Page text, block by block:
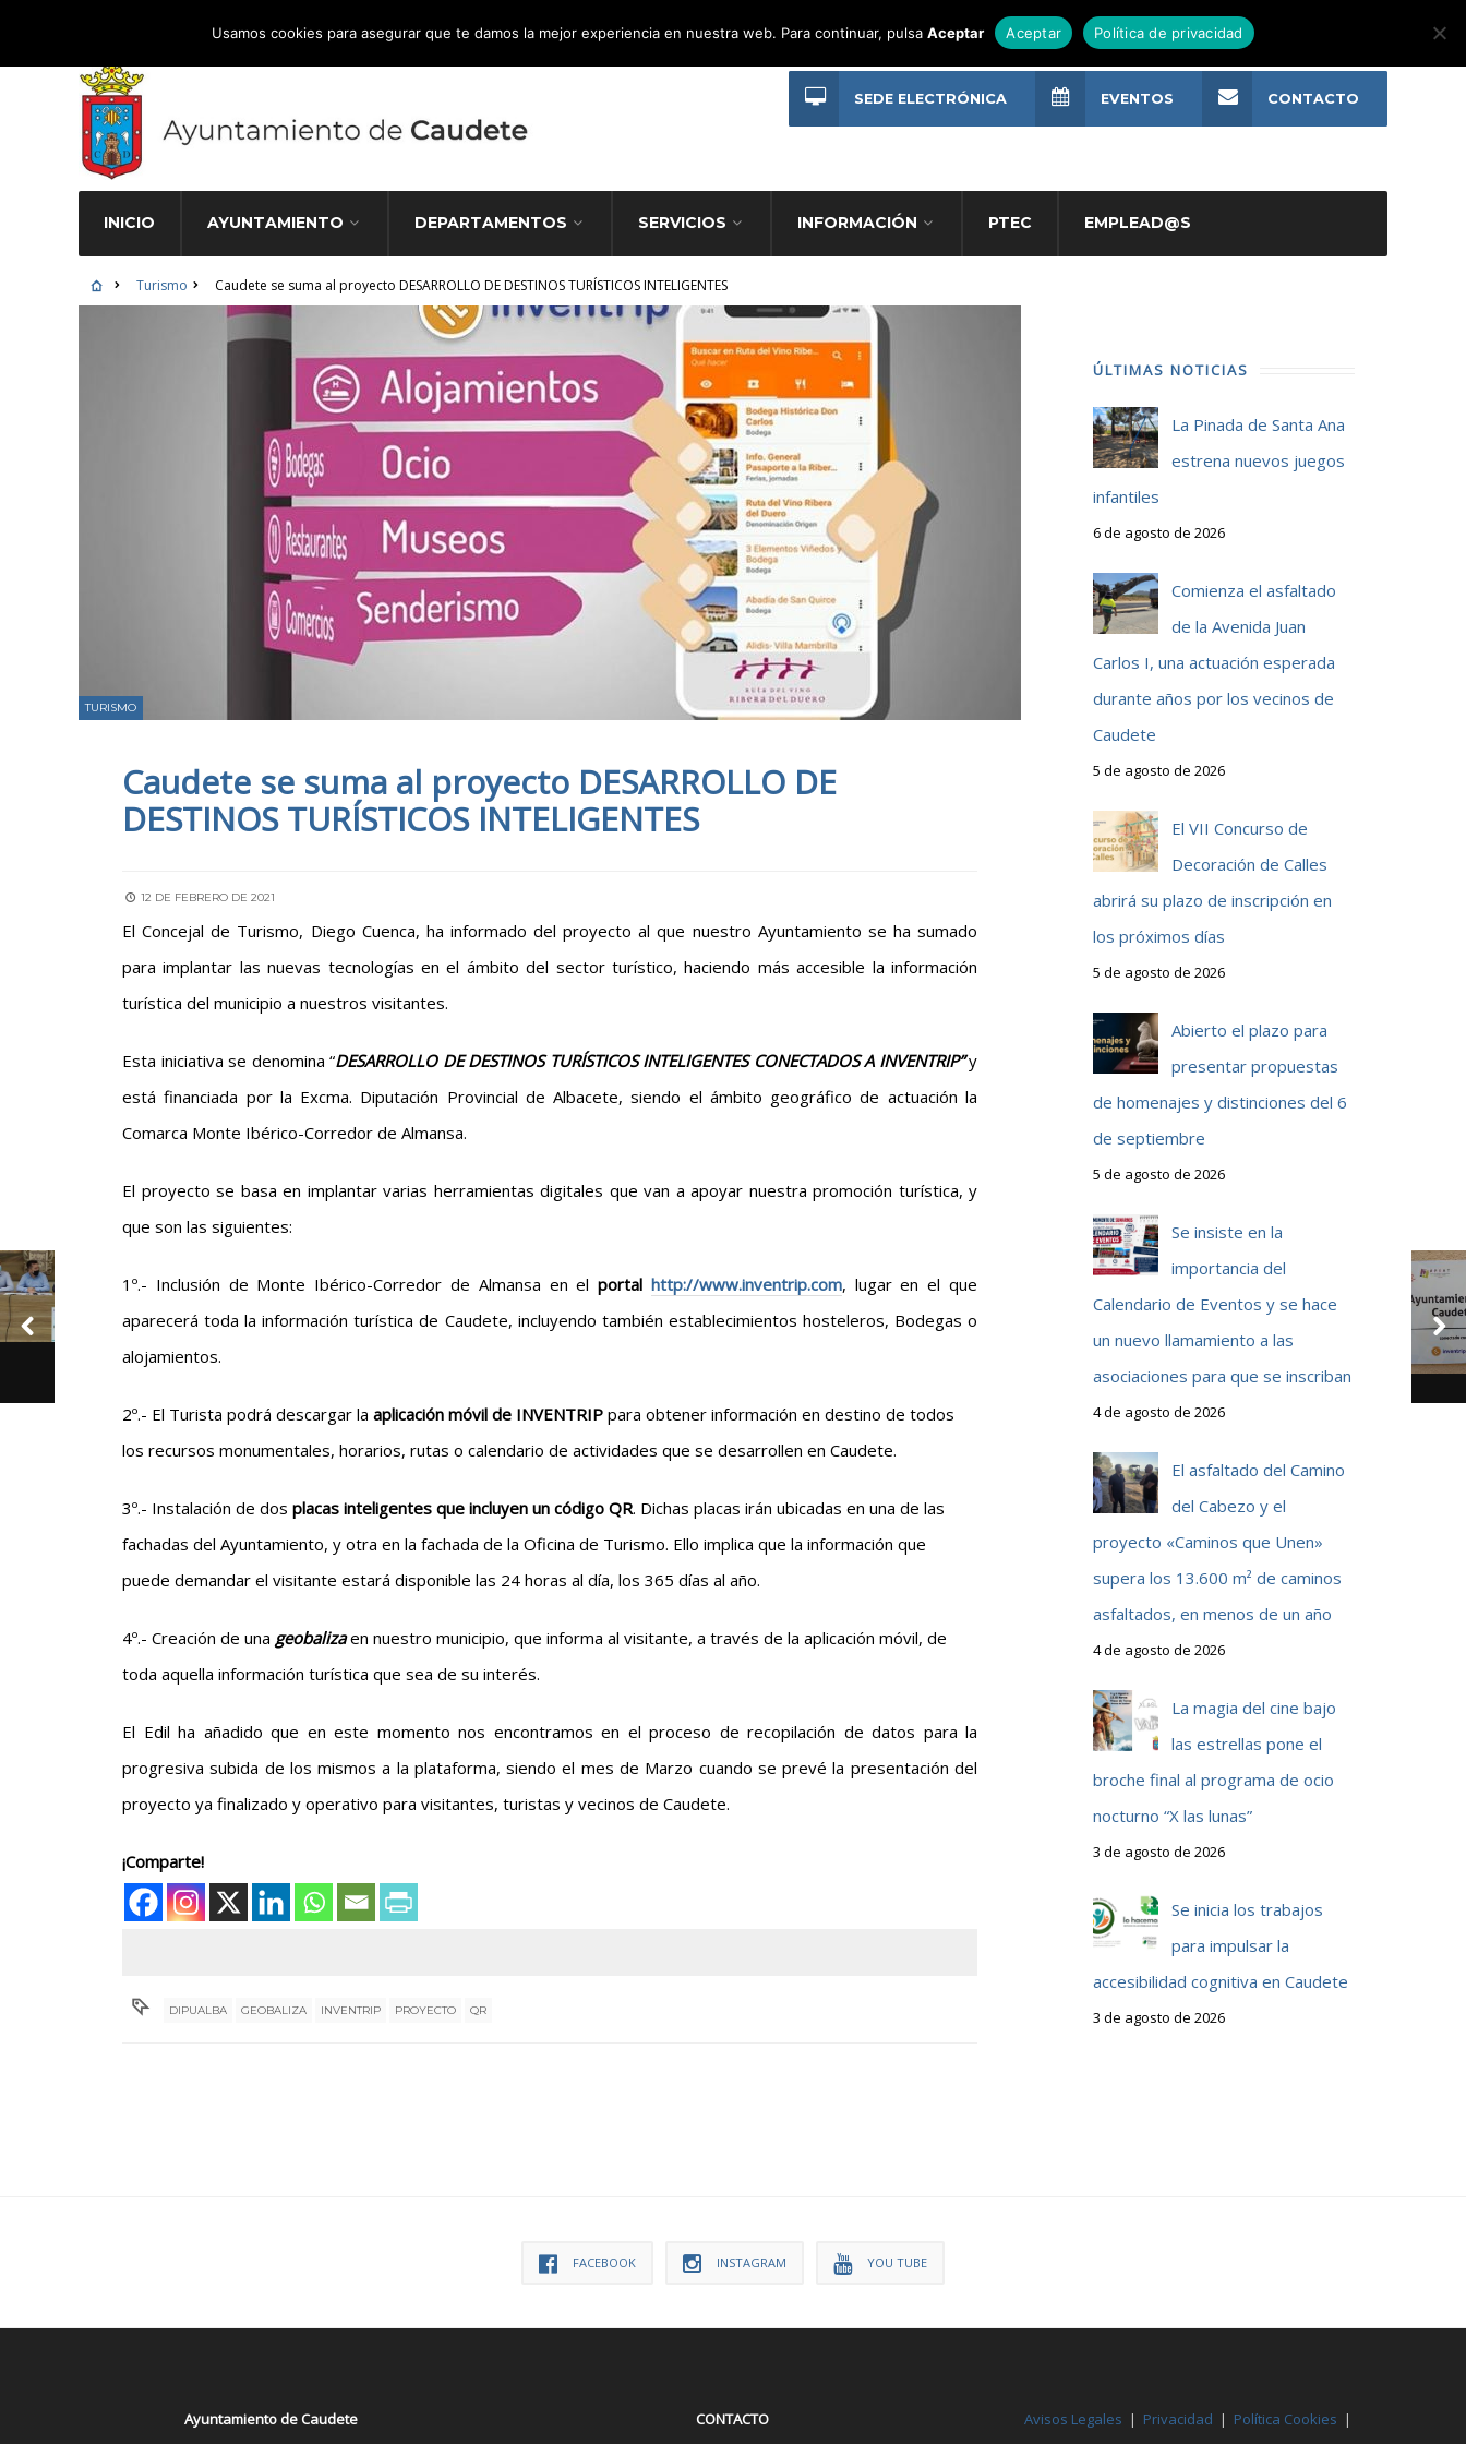
Atención Ciudadana 965 827 000
INICIO AYUNTAMIENTO DEPARTAMENTOS SERVICIOS INFORMACIÓN PTEC EMPLEAD@S
SEDE ELECTRÓNICA EVENTOS CONTACTO
Turismo Caudete se suma al proyecto DESARROLLO DE DESTINOS TURÍSTICOS INTELIGENTES
TURISMO
Caudete se suma al proyecto DESARROLLO DE
DESTINOS TURÍSTICOS INTELIGENTES
12 DE FEBRERO DE 2021
El Concejal de Turismo, Diego Cuenca, ha informado del proyecto al que nuestro Ayuntamiento se ha sumado
para implantar las nuevas tecnologías en el ámbito del sector turístico, haciendo más accesible la información
turística del municipio a nuestros visitantes.
Esta iniciativa se denomina “DESARROLLO DE DESTINOS TURÍSTICOS INTELIGENTES CONECTADOS A INVENTRIP”y
está financiada por la Excma. Diputación Provincial de Albacete, siendo el ámbito geográfico de actuación la
Comarca Monte Ibérico-Corredor de Almansa.
El proyecto se basa en implantar varias herramientas digitales que van a apoyar nuestra promoción turística, y
que son las siguientes:
1º.- Inclusión de Monte Ibérico-Corredor de Almansa en elportal http://www.inventrip.com, lugar en el que
aparecerá toda la información turística de Caudete, incluyendo también establecimientos hosteleros, Bodegas o
alojamientos.
2º.- El Turista podrá descargar la aplicación móvil de INVENTRIP para obtener información en destino de todos
los recursos monumentales, horarios, rutas o calendario de actividades que se desarrollen en Caudete.
3º.- Instalación de dos placas inteligentes que incluyen un código QR. Dichas placas irán ubicadas en una de las
fachadas del Ayuntamiento, y otra en la fachada de la Oficina de Turismo. Ello implica que la información que
puede demandar el visitante estará disponible las 24 horas al día, los 365 días al año.
4º.- Creación de una geobaliza en nuestro municipio, que informa al visitante, a través de la aplicación móvil, de
toda aquella información turística que sea de su interés.
El Edil ha añadido que en este momento nos encontramos en el proceso de recopilación de datos para la
progresiva subida de los mismos a la plataforma, siendo el mes de Marzo cuando se prevé la presentación del
proyecto ya finalizado y operativo para visitantes, turistas y vecinos de Caudete.
¡Comparte!
DIPUALBA GEOBALIZA INVENTRIP PROYECTO QR
ÚLTIMAS NOTICIAS
La Pinada de Santa Ana
estrena nuevos juegos
infantiles
6 de agosto de 2026
Comienza el asfaltado
de la Avenida Juan
Carlos I, una actuación esperada
durante años por los vecinos de
Caudete
5 de agosto de 2026
El VII Concurso de
Decoración de Calles
abrirá su plazo de inscripción en
los próximos días
5 de agosto de 2026
Abierto el plazo para
presentar propuestas
de homenajes y distinciones del 6
de septiembre
5 de agosto de 2026
Se insiste en la
importancia del
Calendario de Eventos y se hace
un nuevo llamamiento a las
asociaciones para que se inscriban
4 de agosto de 2026
El asfaltado del Camino
del Cabezo y el
proyecto «Caminos que Unen»
supera los 13.600 m² de caminos
asfaltados, en menos de un año
4 de agosto de 2026
La magia del cine bajo
las estrellas pone el
broche final al programa de ocio
nocturno “X las lunas”
3 de agosto de 2026
Se inicia los trabajos
para impulsar la
accesibilidad cognitiva en Caudete
3 de agosto de 2026
FACEBOOK INSTAGRAM YOU TUBE
Ayuntamiento de Caudete CONTACTO Avisos Legales | Privacidad | Política Cookies |
Usamos cookies para asegurar que te damos la mejor experiencia en nuestra web. Para continuar, pulsaAceptar Aceptar Política de privacidad